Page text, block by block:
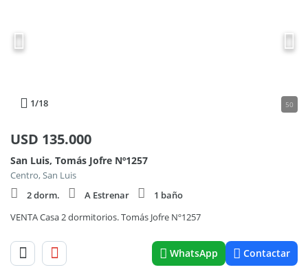
1/18 50
USD 135.000
San Luis, Tomás Jofre Nº1257
Centro, San Luis
2 dorm.
A Estrenar
1 baño
VENTA Casa 2 dormitorios. Tomás Jofre Nº1257
WhatsApp Contactar